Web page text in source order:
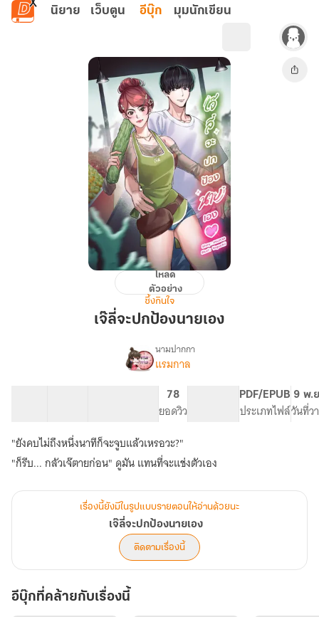
ข้ามไปยังเนื้อหาหลัก
นิยาย เว็บตูน อีบุ๊ก มุมนักเขียน
จะ
โหลด
ตัวอย่าง
ซึ้งกินใจ
เจ๊ลี่จะปกป้องนายเอง
เรื่อง
จะ
ปกป้อง
เอง
นามปากกา
แรมกาล
78
ยอดวิว
PDF/EPUB
ประเภทไฟล์
9 พ.
วันที่ว
"ยังคบไม่ถึงหนึ่งนาทีก็จะจูบแล้วเหรอวะ?"
"ก็รีบ... กลัวเจ๊ตายก่อน" ดูมัน แทนที่จะแช่งตัวเอง
เรื่องนี้ยังมีในรูปแบบรายตอนให้อ่านด้วยนะ
เจ๊ลี่จะปกป้องนายเอง
ติดตามเรื่องนี้
อีบุ๊กที่คล้ายกับเรื่องนี้